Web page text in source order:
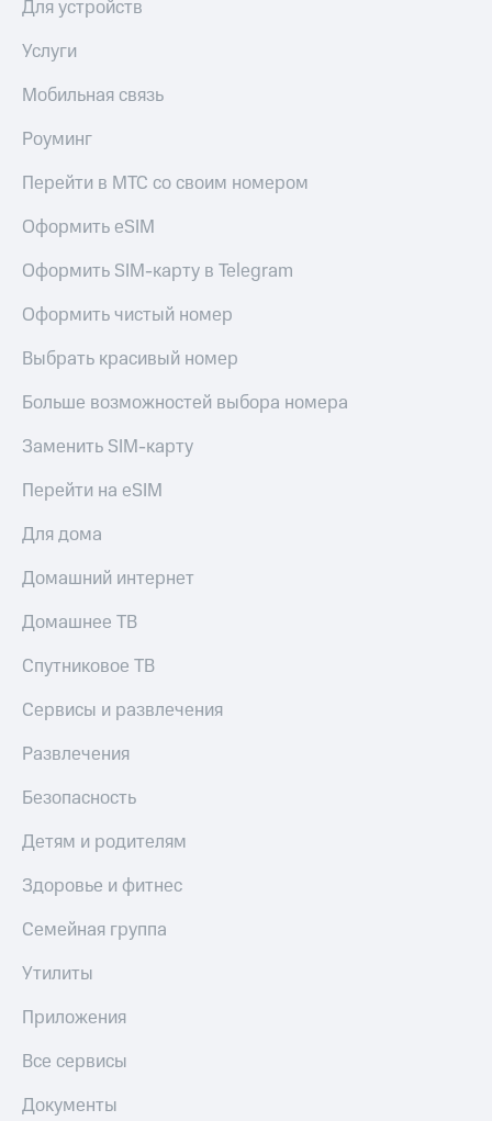
Для устройств
Услуги
Мобильная связь
Роуминг
Перейти в МТС со своим номером
Оформить eSIM
Оформить SIM-карту в Telegram
Оформить чистый номер
Выбрать красивый номер
Больше возможностей выбора номера
Заменить SIM-карту
Перейти на eSIM
Для дома
Домашний интернет
Домашнее ТВ
Спутниковое ТВ
Сервисы и развлечения
Развлечения
Безопасность
Детям и родителям
Здоровье и фитнес
Семейная группа
Утилиты
Приложения
Все сервисы
Документы